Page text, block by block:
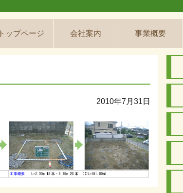
トップページ 会社案内 事業概要
2010年7月31日